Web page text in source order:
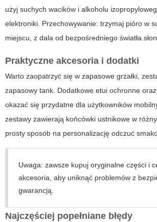
użyj suchych wacików i alkoholu
elektroniki. Przechowywanie: trzymaj pióro w
miejscu, z dala od bezpośredniego światła
Praktyczne akcesoria i dodatki
Warto zaopatrzyć się w zapasowe grzałki,
zapasowy tank. Dodatkowe etui ochronne
okazać się przydatne dla użytkowników
zestawy zawierają końcówki ustnikowe w
prosty sposób na personalizację odczuć
Uwaga: zawsze kupuj oryginalne części i
akcesoria, aby uniknąć problemów z
gwarancją.
Najczęściej popełniane błędy